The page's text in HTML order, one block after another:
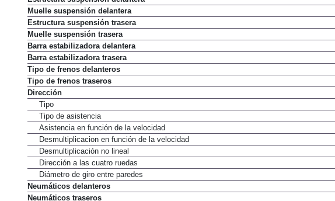
Estructura suspensión delantera
Muelle suspensión delantera
Estructura suspensión trasera
Muelle suspensión trasera
Barra estabilizadora delantera
Barra estabilizadora trasera
Tipo de frenos delanteros
Tipo de frenos traseros
Dirección
Tipo
Tipo de asistencia
Asistencia en función de la velocidad
Desmultiplicacion en función de la velocidad
Desmultiplicación no lineal
Dirección a las cuatro ruedas
Diámetro de giro entre paredes
Neumáticos delanteros